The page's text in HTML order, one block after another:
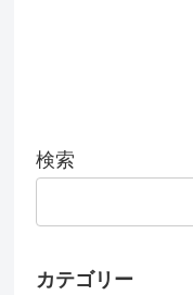
検索
カテゴリー